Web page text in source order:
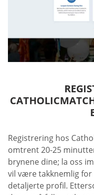
Registrering hos
omtrent 20-25
brynene dine; la oss
vil være takknemlig
detaljerte profil.